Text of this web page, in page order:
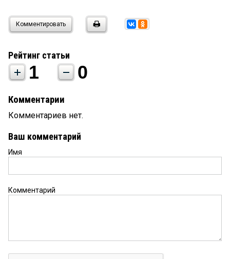
Комментировать
Рейтинг статьи
1 0
Комментарии
Комментариев нет.
Ваш комментарий
Имя
Комментарий